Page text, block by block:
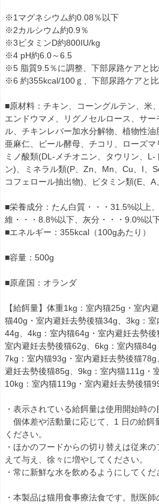
※1マグネシウム約0.08％以下
※2カルシウム約0.9％
※3ビタミンD約800IU/kg
※4 pH約6.0～6.5
※5 脂質9.5％に調整、下部尿路ケアと
※6 約355kcal/100ｇ、下部尿路ケアと
■原材料：チキン、コーングルテン、米
エンドウマメ、リグノセルロース、サ
ル、チキンレバー加水分解物、植物性油
亜麻仁、ビール酵母、チコリ、ローズ
ミノ酸類(DL-メチオニン、タウリン、
ン)、ミネラル類(P、Zn、Mn、Cu、I、
コフェロール抽出物)、ビタミン類(E、A
■栄養成分：たん白質・・・31.5%以上
維・・・8.8%以下、灰分・・・9.0%以
■エネルギー：355kcal（100gあたり）
■容量：500g
■原産国：オランダ
【給餌量】体重1kg：室内猫25g・室内
猫40g・室内避妊去勢後猫34g、3kg：
44g、4kg：室内猫64g・室内避妊去勢後
室内避妊去勢後猫62g、6kg：室内猫84g
7kg：室内猫93g・室内避妊去勢後猫
避妊去勢後猫85g、9kg：室内猫111g・
10kg：室内猫119g・室内避妊去勢後猫
・表示されている給餌量は使用開始時の
個体差や活動量に応じて、1 日の給餌
ください。
・ほかのフードからの切り替えは従来
えて与え、徐々に増やしてください。
・常に新鮮な水を飲めるようにしてくだ
・本製品は猫用食事療法食です。獣医